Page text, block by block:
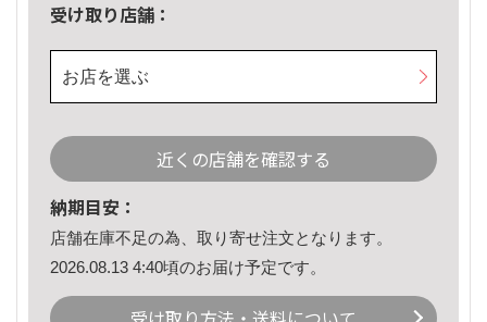
受け取り店舗：
お店を選ぶ
近くの店舗を確認する
納期目安：
店舗在庫不足の為、取り寄せ注文となります。
2026.08.13 4:40頃のお届け予定です。